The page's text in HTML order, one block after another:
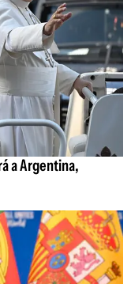
a Argentina,